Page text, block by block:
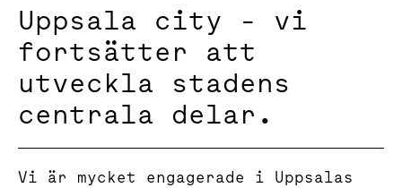
Uppsala city - vi
fortsätter att
utveckla stadens
centrala delar.
Vi är mycket engagerade i Uppsalas